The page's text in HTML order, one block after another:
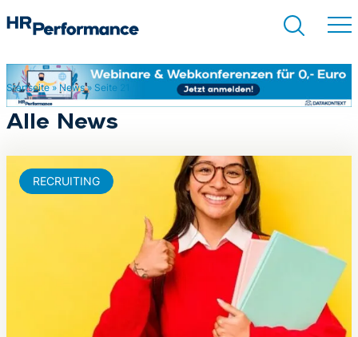
Startseite» News» Seite 21
Alle News
RECRUITING